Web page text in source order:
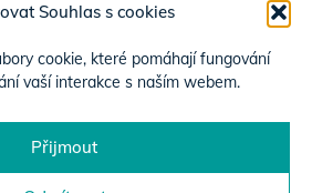
Souhlas s cookies
cookie, které pomáhají fungování
vaší interakce s naším webem.
Přijmout